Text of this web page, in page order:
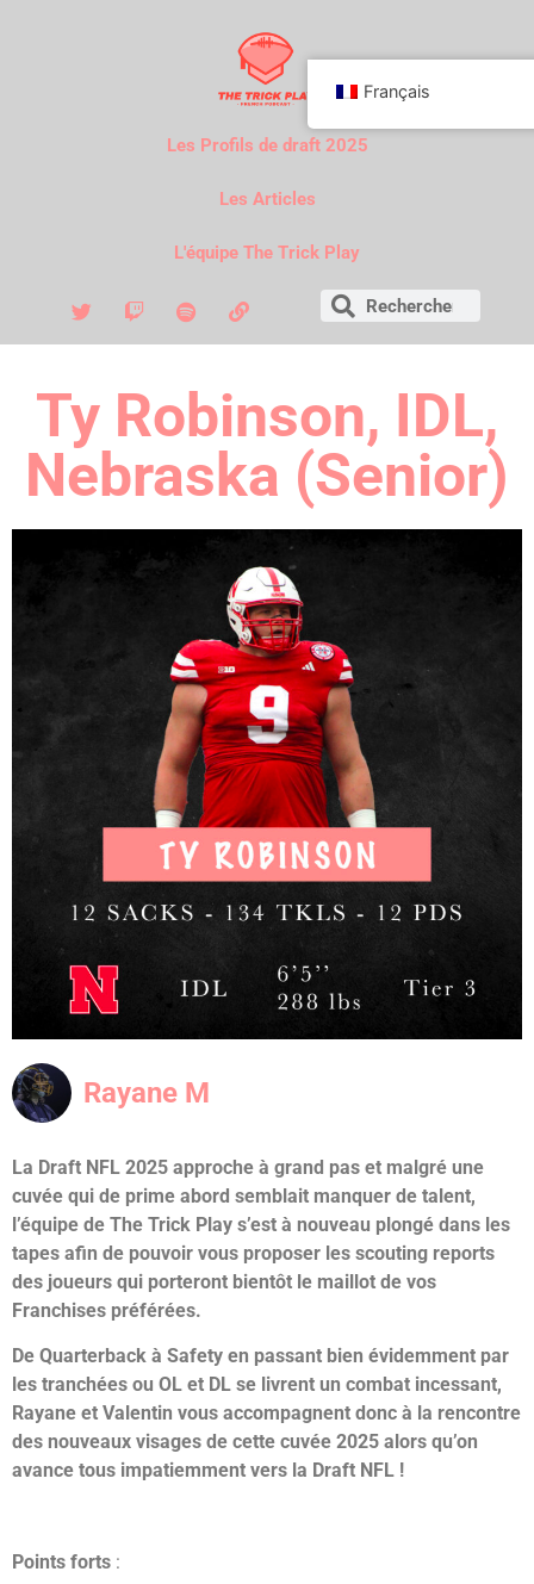
Les Profils de draft 2025
Les Articles
L'équipe The Trick Play
Ty Robinson, IDL,
Nebraska (Senior)
Rayane M
La Draft NFL 2025 approche à grand pas et malgré une
cuvée qui de prime abord semblait manquer de talent,
l’équipe de The Trick Play s’est à nouveau plongé dans les
tapes afin de pouvoir vous proposer les scouting reports
des joueurs qui porteront bientôt le maillot de vos
Franchises préférées.
De Quarterback à Safety en passant bien évidemment par
les tranchées ou OL et DL se livrent un combat incessant,
Rayane et Valentin vous accompagnent donc à la rencontre
des nouveaux visages de cette cuvée 2025 alors qu’on
avance tous impatiemment vers la Draft NFL !
Points forts :
Français